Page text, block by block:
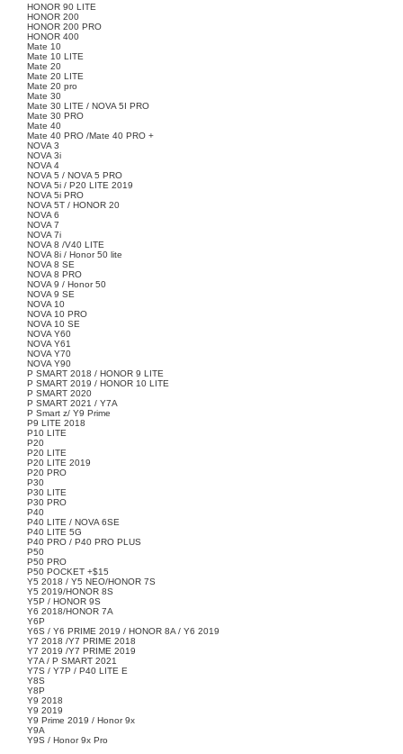
HONOR 90 LITE
HONOR 200
HONOR 200 PRO
HONOR 400
Mate 10
Mate 10 LITE
Mate 20
Mate 20 LITE
Mate 20 pro
Mate 30
Mate 30 LITE / NOVA 5I PRO
Mate 30 PRO
Mate 40
Mate 40 PRO /Mate 40 PRO +
NOVA 3
NOVA 3i
NOVA 4
NOVA 5 / NOVA 5 PRO
NOVA 5i / P20 LITE 2019
NOVA 5i PRO
NOVA 5T / HONOR 20
NOVA 6
NOVA 7
NOVA 7i
NOVA 8 /V40 LITE
NOVA 8i / Honor 50 lite
NOVA 8 SE
NOVA 8 PRO
NOVA 9 / Honor 50
NOVA 9 SE
NOVA 10
NOVA 10 PRO
NOVA 10 SE
NOVA Y60
NOVA Y61
NOVA Y70
NOVA Y90
P SMART 2018 / HONOR 9 LITE
P SMART 2019 / HONOR 10 LITE
P SMART 2020
P SMART 2021 / Y7A
P Smart z/ Y9 Prime
P9 LITE 2018
P10 LITE
P20
P20 LITE
P20 LITE 2019
P20 PRO
P30
P30 LITE
P30 PRO
P40
P40 LITE / NOVA 6SE
P40 LITE 5G
P40 PRO / P40 PRO PLUS
P50
P50 PRO
P50 POCKET +$15
Y5 2018 / Y5 NEO/HONOR 7S
Y5 2019/HONOR 8S
Y5P / HONOR 9S
Y6 2018/HONOR 7A
Y6P
Y6S / Y6 PRIME 2019 / HONOR 8A / Y6 2019
Y7 2018 /Y7 PRIME 2018
Y7 2019 /Y7 PRIME 2019
Y7A / P SMART 2021
Y7S / Y7P / P40 LITE E
Y8S
Y8P
Y9 2018
Y9 2019
Y9 Prime 2019 / Honor 9x
Y9A
Y9S / Honor 9x Pro